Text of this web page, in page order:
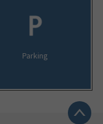
Parking